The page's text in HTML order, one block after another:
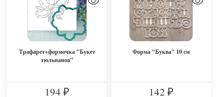
Трафарет+формочка "Букет
тюльпанов"
194 ₽
Форма "Буква" 10 см
142 ₽